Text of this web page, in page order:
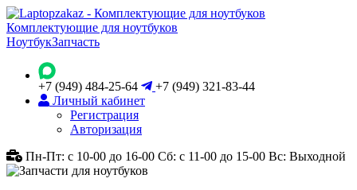
Комплектующие для ноутбуков
НоутбукЗапчасть
+7 (949) 484-25-64
+7 (949) 321-83-44
Личный кабинет
Регистрация
Авторизация
Пн-Пт: с 10-00 до 16-00 Сб: с 11-00 до 15-00 Вс: Выходной